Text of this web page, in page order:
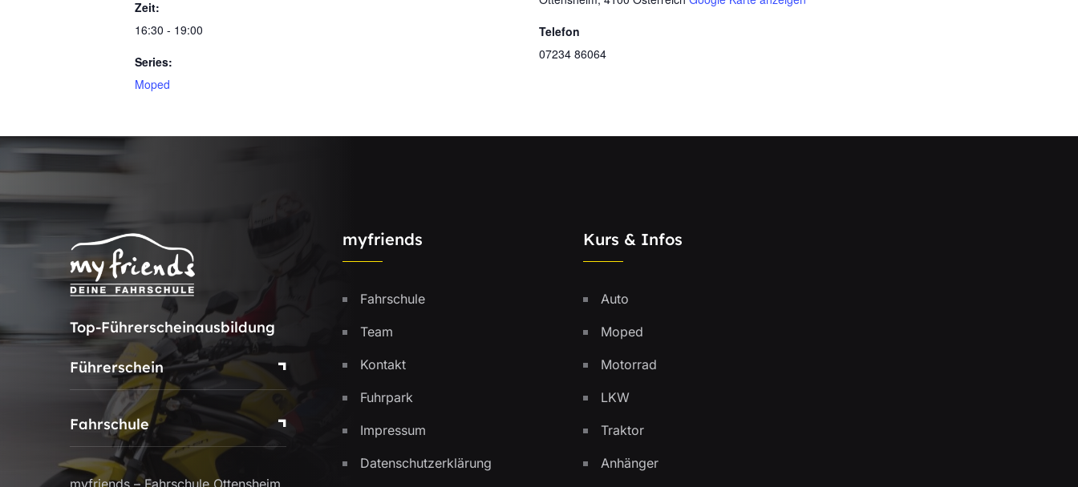
Zeit:
16:30 - 19:00
Series:
Moped
Telefon
07234 86064
Top-Führerscheinausbildung
Führerschein
Fahrschule
myfriends – Fahrschule Ottensheim
myfriends
Fahrschule
Team
Kontakt
Fuhrpark
Impressum
Datenschutzerklärung
Kurs & Infos
Auto
Moped
Motorrad
LKW
Traktor
Anhänger